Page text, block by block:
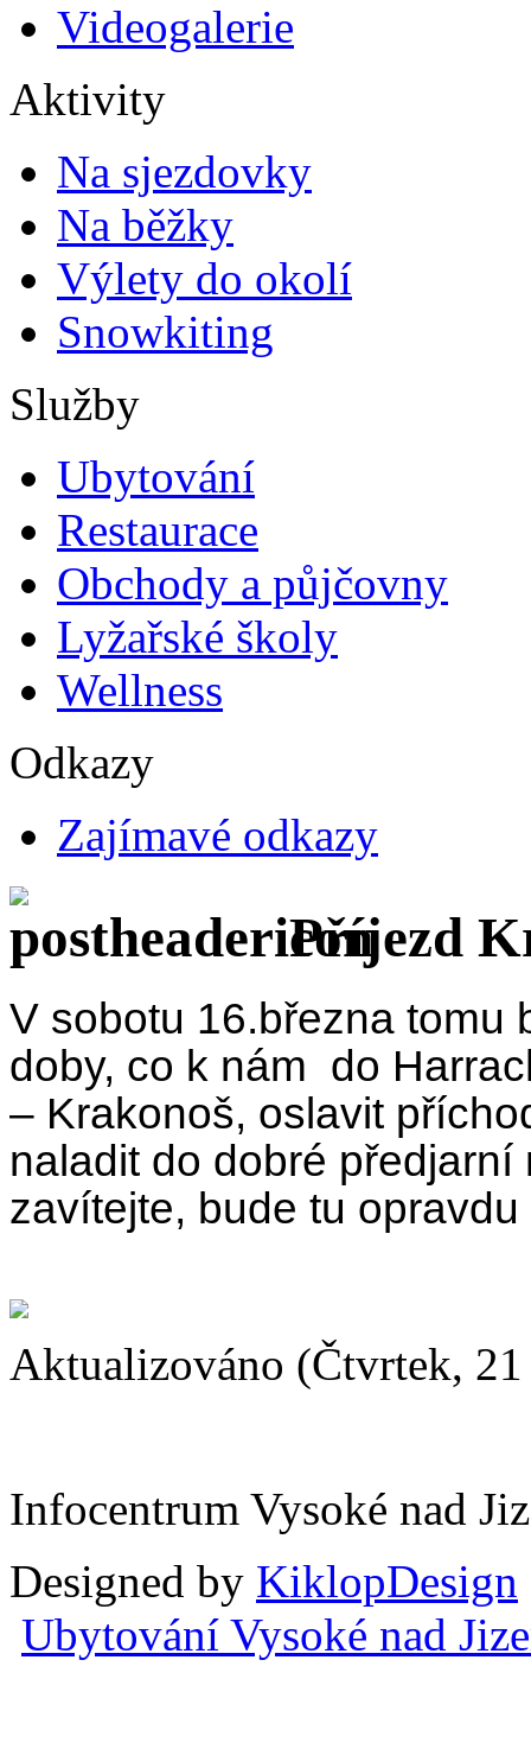
Videogalerie
Aktivity
Na sjezdovky
Na běžky
Výlety do okolí
Snowkiting
Služby
Ubytování
Restaurace
Obchody a půjčovny
Lyžařské školy
Wellness
Odkazy
Zajímavé odkazy
Příjezd
V sobotu 16.března tomu
doby, co k nám do
– Krakonoš, oslavit
naladit do dobré
zavítejte, bude tu
Aktualizováno (Čtvrtek,
Infocentrum Vysoké nad
Designed by KiklopDesign
Ubytování Vysoké nad